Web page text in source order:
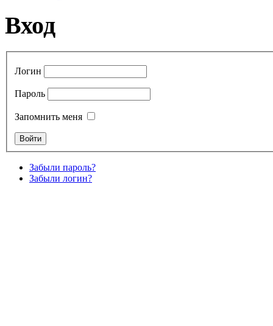
Вход
Логин
Пароль
Запомнить меня
Забыли пароль?
Забыли логин?